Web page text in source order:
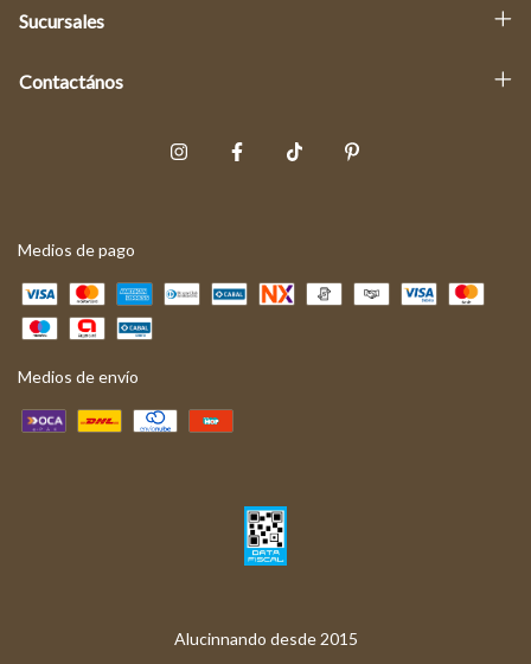
Sucursales
Contactános
Medios de pago
Medios de envío